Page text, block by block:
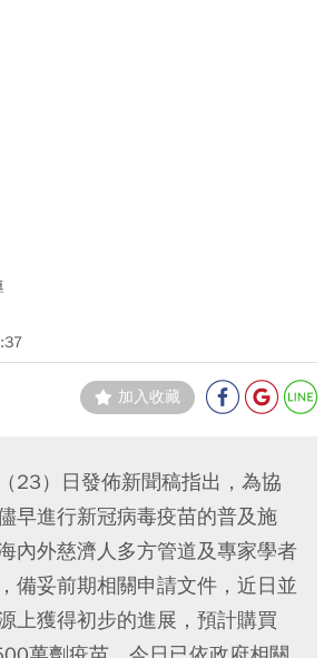
加入收藏
23）日發佈新聞稿指出，為協
早進行新冠病毒疫苗的普及施
內外慈濟人多方管道及專家學者
備妥前期相關申請文件，近日並
上獲得初步的進展，預計購買